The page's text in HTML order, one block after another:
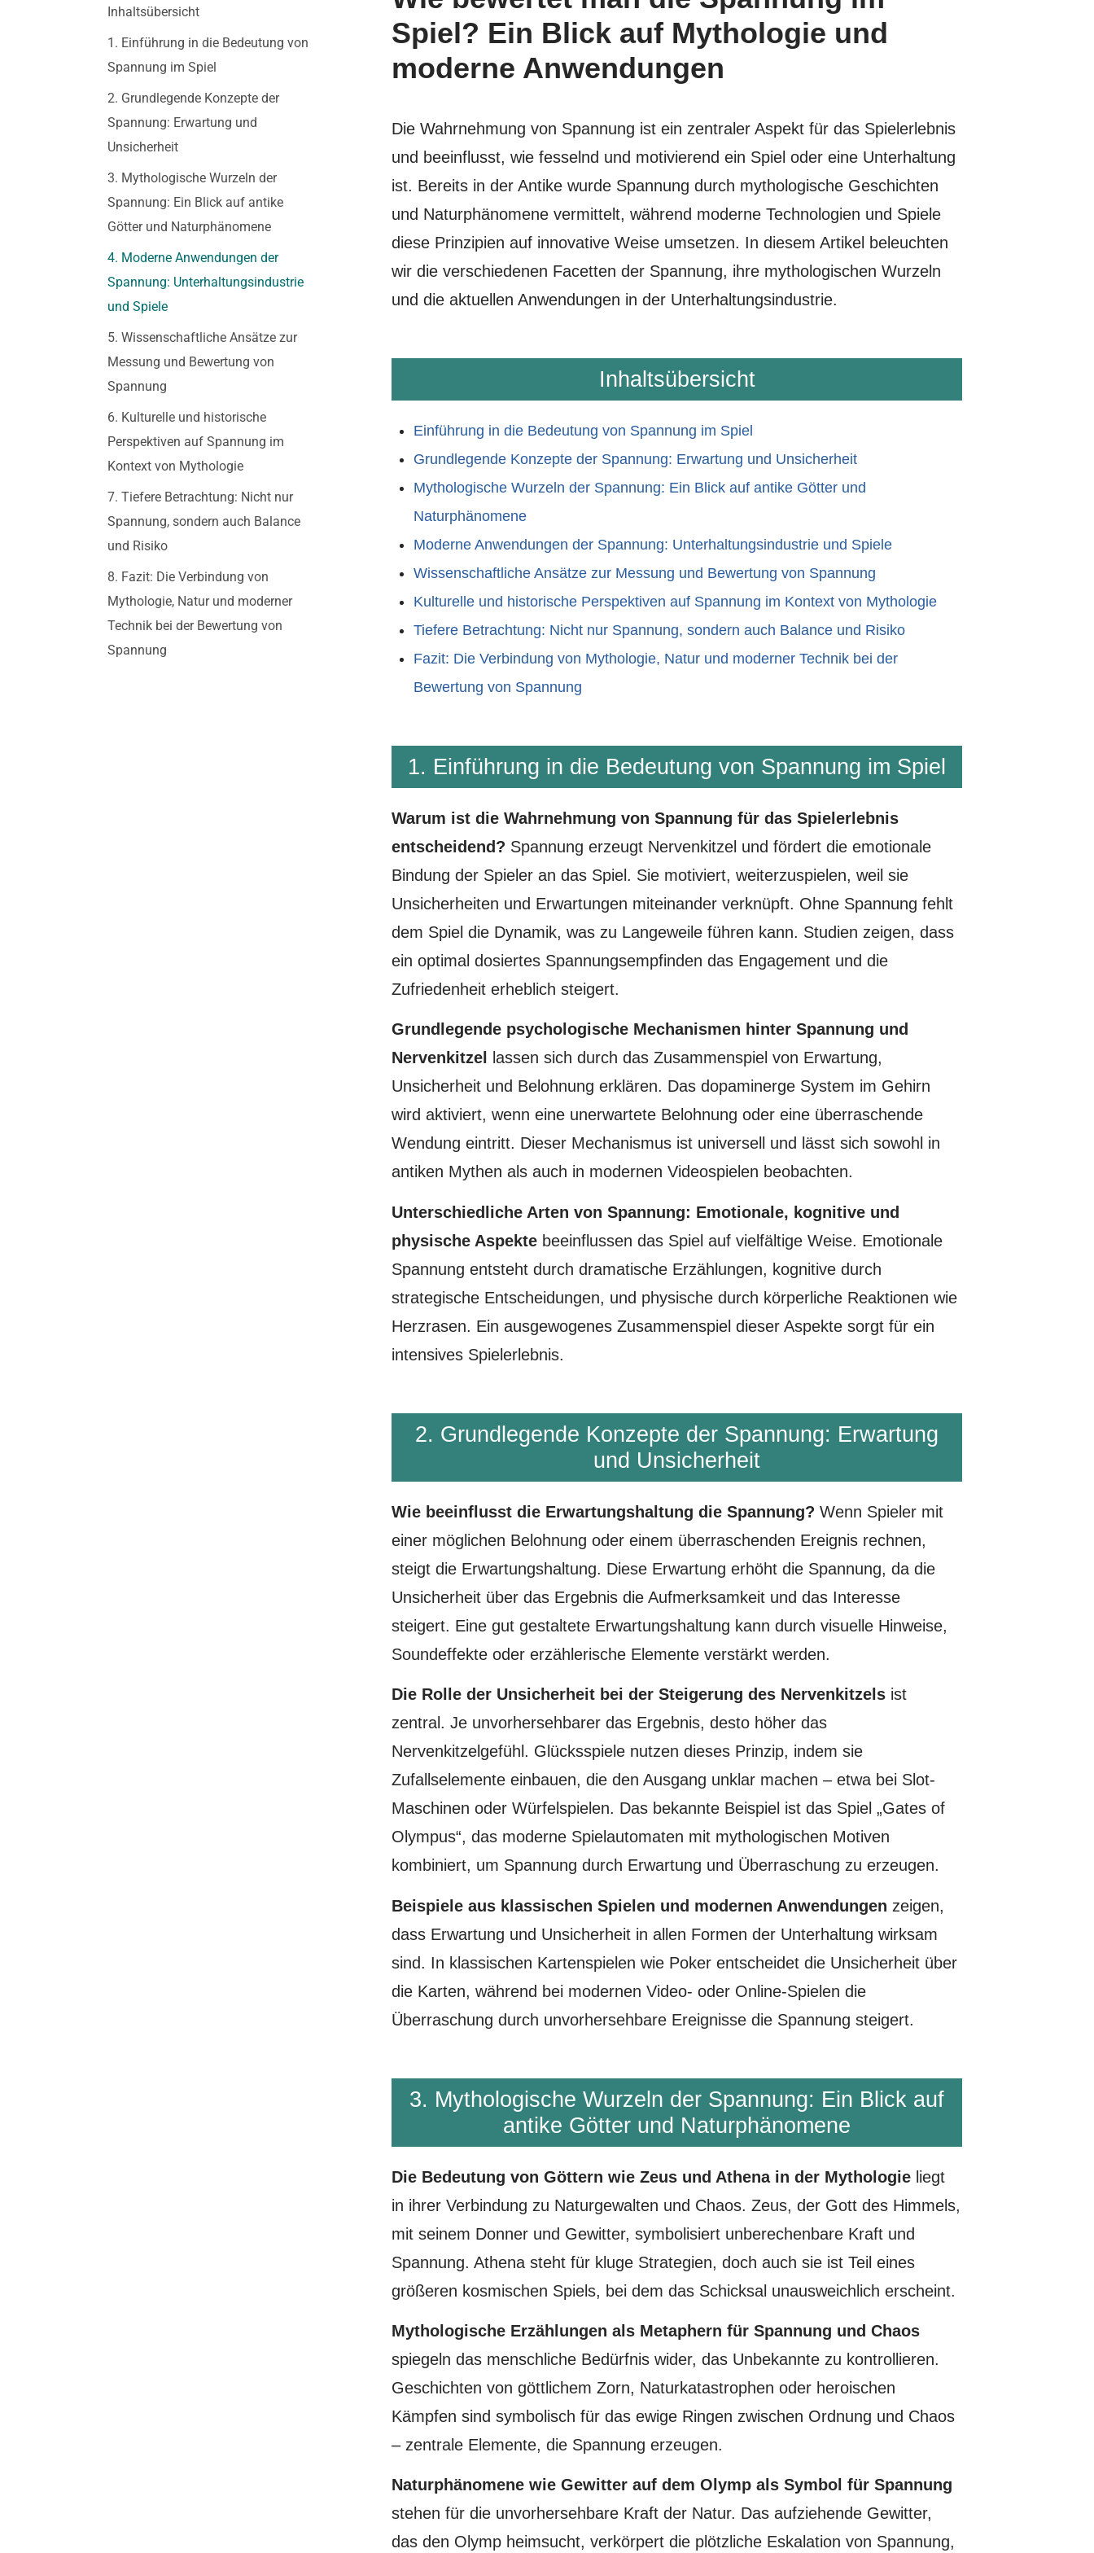
Inhaltsübersicht
1. Einführung in die Bedeutung von
Spannung im Spiel
2. Grundlegende Konzepte der
Spannung: Erwartung und
Unsicherheit
3. Mythologische Wurzeln der
Spannung: Ein Blick auf antike
Götter und Naturphänomene
4. Moderne Anwendungen der
Spannung: Unterhaltungsindustrie
und Spiele
5. Wissenschaftliche Ansätze zur
Messung und Bewertung von
Spannung
6. Kulturelle und historische
Perspektiven auf Spannung im
Kontext von Mythologie
7. Tiefere Betrachtung: Nicht nur
Spannung, sondern auch Balance
und Risiko
8. Fazit: Die Verbindung von
Mythologie, Natur und moderner
Technik bei der Bewertung von
Spannung
Spiel? Ein Blick auf Mythologie und
moderne Anwendungen
Die Wahrnehmung von Spannung ist ein zentraler Aspekt für das Spielerlebnis
und beeinflusst, wie fesselnd und motivierend ein Spiel oder eine Unterhaltung
ist. Bereits in der Antike wurde Spannung durch mythologische Geschichten
und Naturphänomene vermittelt, während moderne Technologien und Spiele
diese Prinzipien auf innovative Weise umsetzen. In diesem Artikel beleuchten
wir die verschiedenen Facetten der Spannung, ihre mythologischen Wurzeln
und die aktuellen Anwendungen in der Unterhaltungsindustrie.
Inhaltsübersicht
Einführung in die Bedeutung von Spannung im Spiel
Grundlegende Konzepte der Spannung: Erwartung und Unsicherheit
Mythologische Wurzeln der Spannung: Ein Blick auf antike Götter und
Naturphänomene
Moderne Anwendungen der Spannung: Unterhaltungsindustrie und Spiele
Wissenschaftliche Ansätze zur Messung und Bewertung von Spannung
Kulturelle und historische Perspektiven auf Spannung im Kontext von Mythologie
Tiefere Betrachtung: Nicht nur Spannung, sondern auch Balance und Risiko
Fazit: Die Verbindung von Mythologie, Natur und moderner Technik bei der
Bewertung von Spannung
1. Einführung in die Bedeutung von Spannung im Spiel
Warum ist die Wahrnehmung von Spannung für das Spielerlebnis
entscheidend? Spannung erzeugt Nervenkitzel und fördert die emotionale
Bindung der Spieler an das Spiel. Sie motiviert, weiterzuspielen, weil sie
Unsicherheiten und Erwartungen miteinander verknüpft. Ohne Spannung fehlt
dem Spiel die Dynamik, was zu Langeweile führen kann. Studien zeigen, dass
ein optimal dosiertes Spannungsempfinden das Engagement und die
Zufriedenheit erheblich steigert.
Grundlegende psychologische Mechanismen hinter Spannung und
Nervenkitzel
lassen sich durch das Zusammenspiel von Erwartung,
Unsicherheit und Belohnung erklären. Das dopaminerge System im Gehirn
wird aktiviert, wenn eine unerwartete Belohnung oder eine überraschende
Wendung eintritt. Dieser Mechanismus ist universell und lässt sich sowohl in
antiken Mythen als auch in modernen Videospielen beobachten.
Unterschiedliche Arten von Spannung: Emotionale, kognitive und
physische Aspekte beeinflussen das Spiel auf vielfältige Weise. Emotionale
Spannung entsteht durch dramatische Erzählungen, kognitive durch
strategische Entscheidungen, und physische durch körperliche Reaktionen wie
Herzrasen. Ein ausgewogenes Zusammenspiel dieser Aspekte sorgt für ein
intensives Spielerlebnis.
2. Grundlegende Konzepte der Spannung: Erwartung
und Unsicherheit
Wie beeinflusst die Erwartungshaltung die Spannung? Wenn Spieler mit
einer möglichen Belohnung oder einem überraschenden Ereignis rechnen,
steigt die Erwartungshaltung. Diese Erwartung erhöht die Spannung, da die
Unsicherheit über das Ergebnis die Aufmerksamkeit und das Interesse
steigert. Eine gut gestaltete Erwartungshaltung kann durch visuelle Hinweise,
Soundeffekte oder erzählerische Elemente verstärkt werden.
Die Rolle der Unsicherheit bei der Steigerung des Nervenkitzels ist
zentral. Je unvorhersehbarer das Ergebnis, desto höher das
Nervenkitzelgefühl. Glücksspiele nutzen dieses Prinzip, indem sie
Zufallselemente einbauen, die den Ausgang unklar machen – etwa bei Slot-
Maschinen oder Würfelspielen. Das bekannte Beispiel ist das Spiel „Gates of
Olympus“, das moderne Spielautomaten mit mythologischen Motiven
kombiniert, um Spannung durch Erwartung und Überraschung zu erzeugen.
Beispiele aus klassischen Spielen und modernen Anwendungen zeigen,
dass Erwartung und Unsicherheit in allen Formen der Unterhaltung wirksam
sind. In klassischen Kartenspielen wie Poker entscheidet die Unsicherheit über
die Karten, während bei modernen Video- oder Online-Spielen die
Überraschung durch unvorhersehbare Ereignisse die Spannung steigert.
3. Mythologische Wurzeln der Spannung: Ein Blick auf
antike Götter und Naturphänomene
Die Bedeutung von Göttern wie Zeus und Athena in der Mythologie liegt
in ihrer Verbindung zu Naturgewalten und Chaos. Zeus, der Gott des Himmels,
mit seinem Donner und Gewitter, symbolisiert unberechenbare Kraft und
Spannung. Athena steht für kluge Strategien, doch auch sie ist Teil eines
größeren kosmischen Spiels, bei dem das Schicksal unausweichlich erscheint.
Mythologische Erzählungen als Metaphern für Spannung und Chaos
spiegeln das menschliche Bedürfnis wider, das Unbekannte zu kontrollieren.
Geschichten von göttlichem Zorn, Naturkatastrophen oder heroischen
Kämpfen sind symbolisch für das ewige Ringen zwischen Ordnung und Chaos
– zentrale Elemente, die Spannung erzeugen.
Naturphänomene wie Gewitter auf dem Olymp als Symbol für Spannung
stehen für die unvorhersehbare Kraft der Natur. Das aufziehende Gewitter,
das den Olymp heimsucht, verkörpert die plötzliche Eskalation von Spannung,